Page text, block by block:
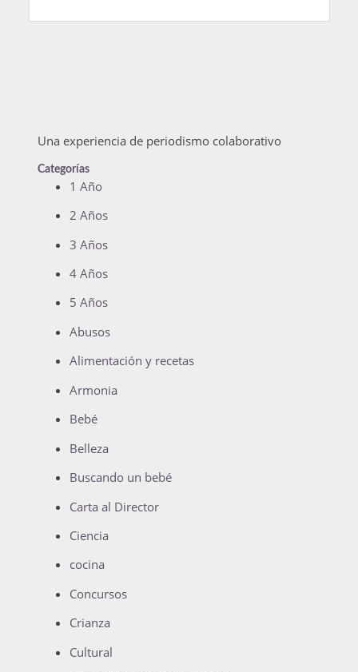
Una experiencia de periodismo colaborativo
Categorías
1 Año
2 Años
3 Años
4 Años
5 Años
Abusos
Alimentación y recetas
Armonia
Bebé
Belleza
Buscando un bebé
Carta al Director
Ciencia
cocina
Concursos
Crianza
Cultural